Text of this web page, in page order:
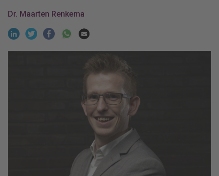
Dr. Maarten Renkema